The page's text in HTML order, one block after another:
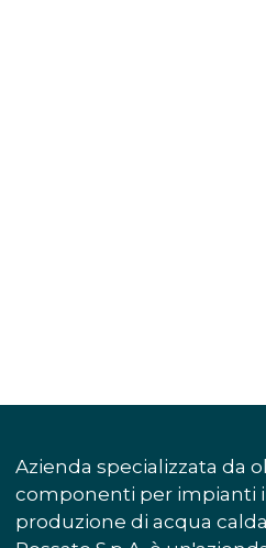
Azienda specializzata da
componenti per impianti
produzione di acqua